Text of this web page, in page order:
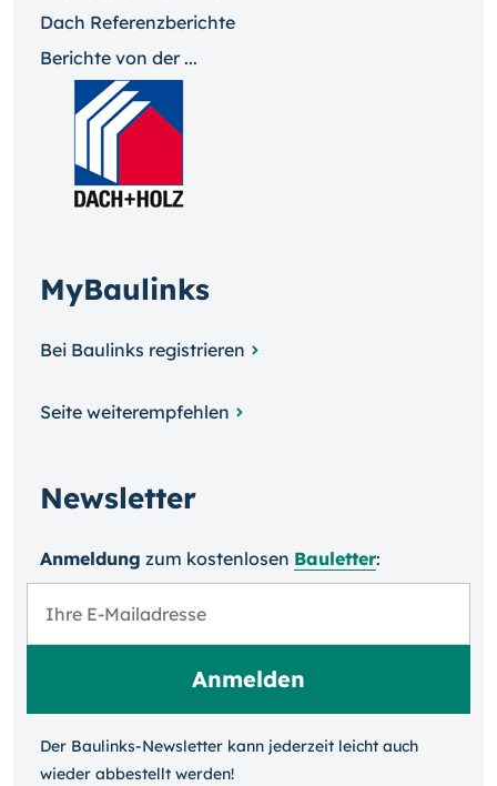
Dach Referenzberichte
Berichte von der ...
MyBaulinks
Bei Baulinks registrieren
Seite weiterempfehlen
Newsletter
Anmeldung zum kosten­losen Bauletter:
Der Baulinks-Newsletter kann jeder­zeit leicht auch
wieder ab­bestellt werden!